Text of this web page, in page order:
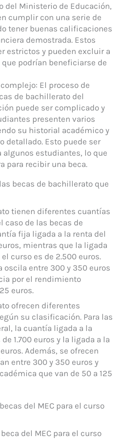
del Ministerio de Educación,
cumplir con una serie de
tener buenas calificaciones
demostrada. Estos
estrictos y pueden excluir a
podrían beneficiarse de
El proceso de
de bachillerato del
puede ser complicado y
presenten varios
su historial académico y
detallado. Esto puede ser
estudiantes, lo que
para recibir una beca.
becas de bachillerato que
tienen diferentes cuantías
caso de las becas de
fija ligada a la renta del
mientras que la ligada
curso es de 2.500 euros.
oscila entre 300 y 350 euros
por el rendimiento
euros.
ofrecen diferentes
su clasificación. Para las
la cuantía ligada a la
1.700 euros y la ligada a la
Además, se ofrecen
entre 300 y 350 euros y
que van de 50 a 125
del MEC para el curso
del MEC para el curso